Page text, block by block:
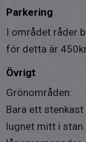
TVÄTTSTUGA
Föreningen har
Vardera
Parkering
I området råder
för detta är
Övrigt
Grönområden:
Bara ett
lugnet mitt i